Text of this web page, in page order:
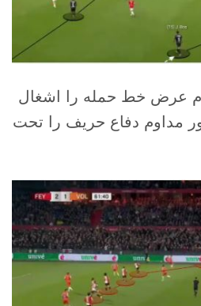
عرض خط حمله را اشغال
مداوم دفاع حریف را تحت